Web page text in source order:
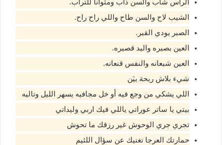
الراس شاب والسن ذاب ومثوانا للتراب.
الشيب لاح والسن طاح واللي راح راح.
الصبر يودي القبر.
العين بصيره واليد قصيره.
العين شبعانه والنفس قنعانه.
شيء بلاش ربحة بيَن
اللي يشكي من وجع فيه أو خل مجافيه يسهر الليل وتاليه
بيتي يا ساتر عوراتي ياللي فيك اربي وليداتي
تجري جري الوحوش غير رزقك ما تحوش
حمارتك العرجا تغنيك عن سؤال اللئيم